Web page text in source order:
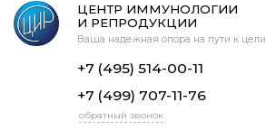
ЦЕНТР ИММУНОЛОГИИ
И РЕПРОДУКЦИИ
Ваша надежная опора на пути к цели
+7 (495) 514-00-11
+7 (499) 707-11-76
обратный звонок